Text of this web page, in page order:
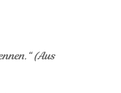
(Aus